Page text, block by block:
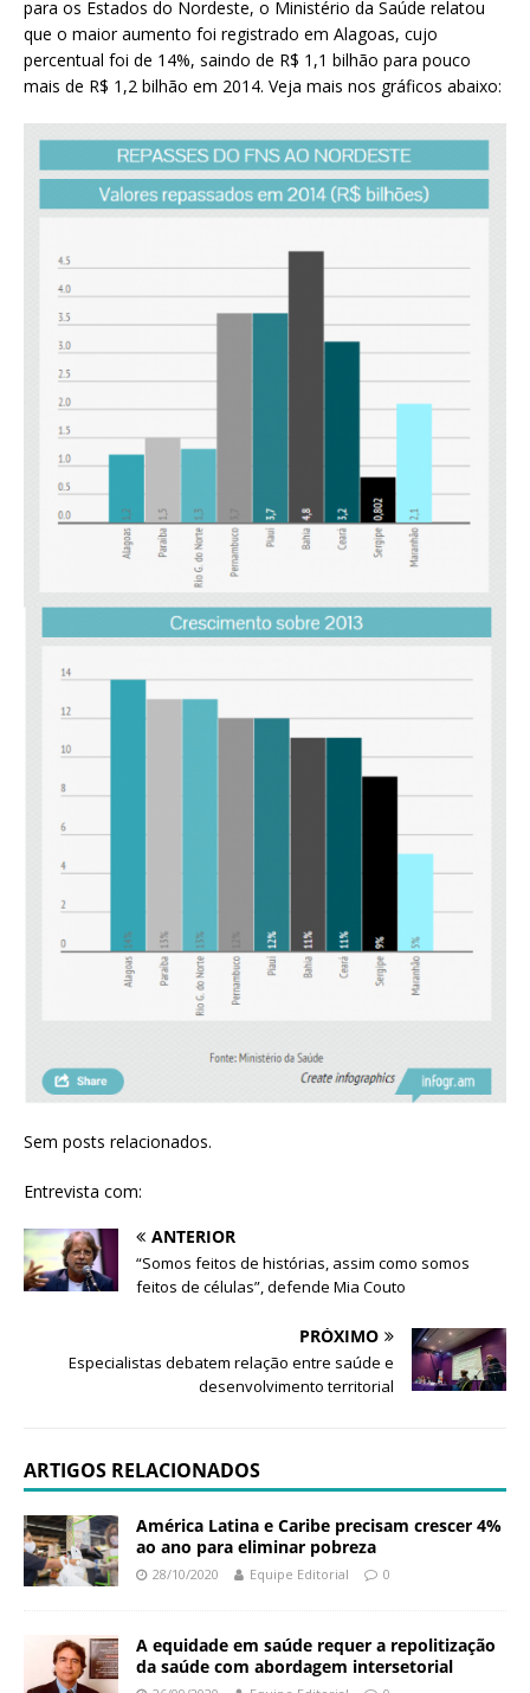
para os Estados do Nordeste, o Ministério da Saúde relatou
que o maior aumento foi registrado em Alagoas, cujo
percentual foi de 14%, saindo de R$ 1,1 bilhão para pouco
mais de R$ 1,2 bilhão em 2014. Veja mais nos gráficos abaixo:
Sem posts relacionados.
Entrevista com:
ANTERIOR
“Somos feitos de histórias, assim como somos
feitos de células”, defende Mia Couto
PRÓXIMO
Especialistas debatem relação entre saúde e
desenvolvimento territorial
ARTIGOS RELACIONADOS
América Latina e Caribe precisam crescer 4%
ao ano para eliminar pobreza
28/10/2020 Equipe Editorial 0
A equidade em saúde requer a repolitização
da saúde com abordagem intersetorial